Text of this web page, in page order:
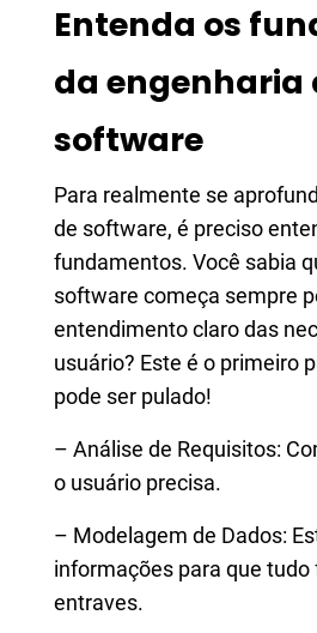
Entenda os
da engenharia
software
Para realmente se
de software, é preciso
fundamentos. Você sabia
software começa sempre
entendimento claro das
usuário? Este é o primeiro
pode ser pulado!
– Análise de Requisitos:
o usuário precisa.
– Modelagem de Dados:
informações para que tudo
entraves.